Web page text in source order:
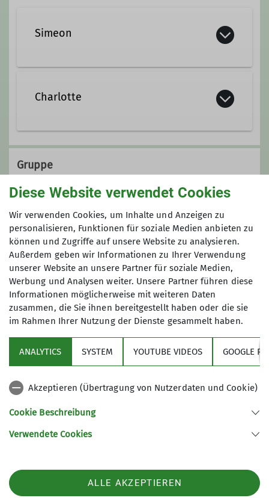
Simeon
Qualifikationen
Charlotte
charlotte@dav-goc.de
Qualifikationen
Jugendleiter*in
Details
Gruppe
Jugend
Maximale Teilnehmeranzahl
12
Sektion
80469 München
Telefon
Diese Website verwendet Cookies
Wir verwenden Cookies, um Inhalte und Anzeigen zu
personalisieren, Funktionen für soziale Medien anbieten zu
können und Zugriffe auf unsere Website zu analysieren.
Außerdem geben wir Informationen zu Ihrer Verwendung
unserer Website an unsere Partner für soziale Medien,
Werbung und Analysen weiter. Unsere Partner führen diese
Informationen möglicherweise mit weiteren Daten
zusammen, die Sie ihnen bereitgestellt haben oder die sie
im Rahmen Ihrer Nutzung der Dienste gesammelt haben.
ANALYTICS SYSTEM YOUTUBE VIDEOS GOOGLE
Akzeptieren (Übertragung von Nutzerdaten und Cookie)
Cookie Beschreibung
Verwendete Cookies
ALLE AKZEPTIEREN